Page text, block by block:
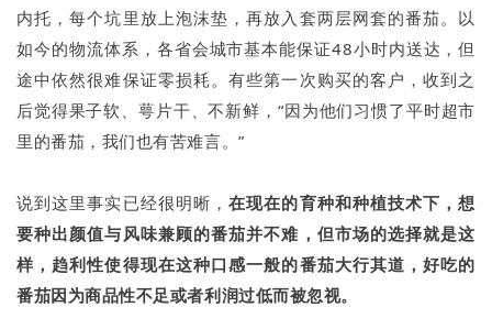
内托，每个坑里放上泡沫垫，再放入套两层网套的番茄。以
如今的物流体系，各省会城市基本能保证48小时内送达，但
途中依然很难保证零损耗。有些第一次购买的客户，收到之
后觉得果子软、萼片干、不新鲜，“因为他们习惯了平时超市
里的番茄，我们也有苦难言。”
说到这里事实已经很明晰，在现在的育种和种植技术下，想
要种出颜值与风味兼顾的番茄并不难，但市场的选择就是这
样，趋利性使得现在这种口感一般的番茄大行其道，好吃的
番茄因为商品性不足或者利润过低而被忽视。